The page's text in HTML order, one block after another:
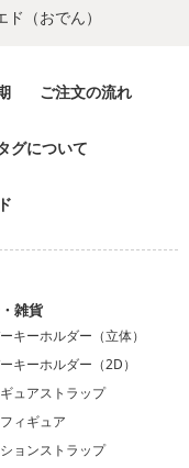
ド（おでん）
ご注文の流れ
グについて
雑貨
キーホルダー（立体）
キーホルダー（2D）
ュアストラップ
ィギュア
ョンストラップ